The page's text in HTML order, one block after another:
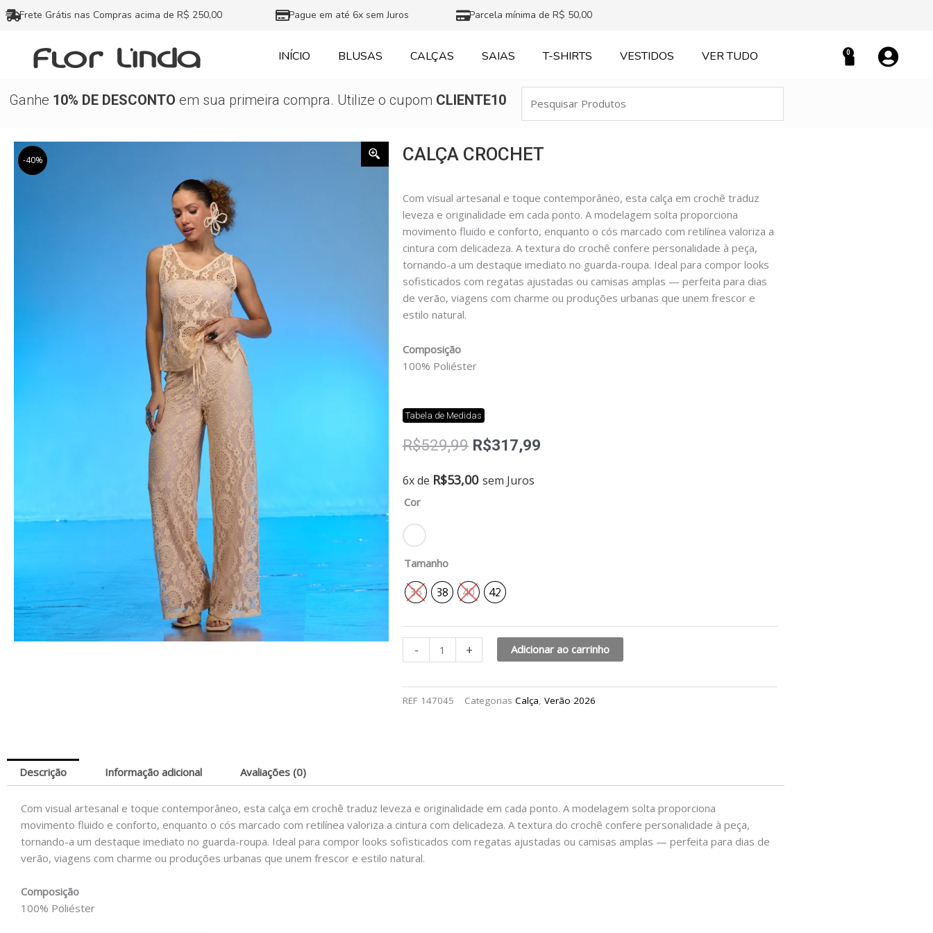
Ir
para
conteúdo
Frete Grátis nas Compras acima de R$ 250,00 Pague em até 6x sem Juros Parcela mínima de R$ 50,00
INÍCIO BLUSAS CALÇAS SAIAS T-SHIRTS VESTIDOS VER TUDO 0
Carrinho
Ganhe 10% DE DESCONTO em sua primeira compra. Utilize o cupom CLIENTE10
Produtos
-40% CALÇA CROCHET
Com visual artesanal e toque contemporâneo, esta calça em crochê traduz
leveza e originalidade em cada ponto. A modelagem solta proporciona
movimento fluido e conforto, enquanto o cós marcado com retilínea valoriza a
cintura com delicadeza. A textura do crochê confere personalidade à peça,
tornando-a um destaque imediato no guarda-roupa. Ideal para compor looks
sofisticados com regatas ajustadas ou camisas amplas — perfeita para dias
de verão, viagens com charme ou produções urbanas que unem frescor e
estilo natural.
Composição
100% Poliéster
Tabela de Medidas
R$529,99 O
original
R$317,99
6x de R$53,00 sem Juros
Cor
Tamanho
36 38 40 42
-
Calça
+ Adicionar ao carrinho
REF 147045 Categorias Calça, Verão 2026
Descrição Informação adicional Avaliações (0)
Com visual artesanal e toque contemporâneo, esta calça em crochê traduz leveza e originalidade em cada ponto. A modelagem solta proporciona
movimento fluido e conforto, enquanto o cós marcado com retilínea valoriza a cintura com delicadeza. A textura do crochê confere personalidade à peça,
tornando-a um destaque imediato no guarda-roupa. Ideal para compor looks sofisticados com regatas ajustadas ou camisas amplas — perfeita para dias de
verão, viagens com charme ou produções urbanas que unem frescor e estilo natural.
Composição
100% Poliéster